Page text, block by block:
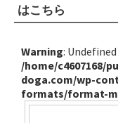
はこちら
Warning:
/home/c4607168/
doga.com/wp-
formats/format-